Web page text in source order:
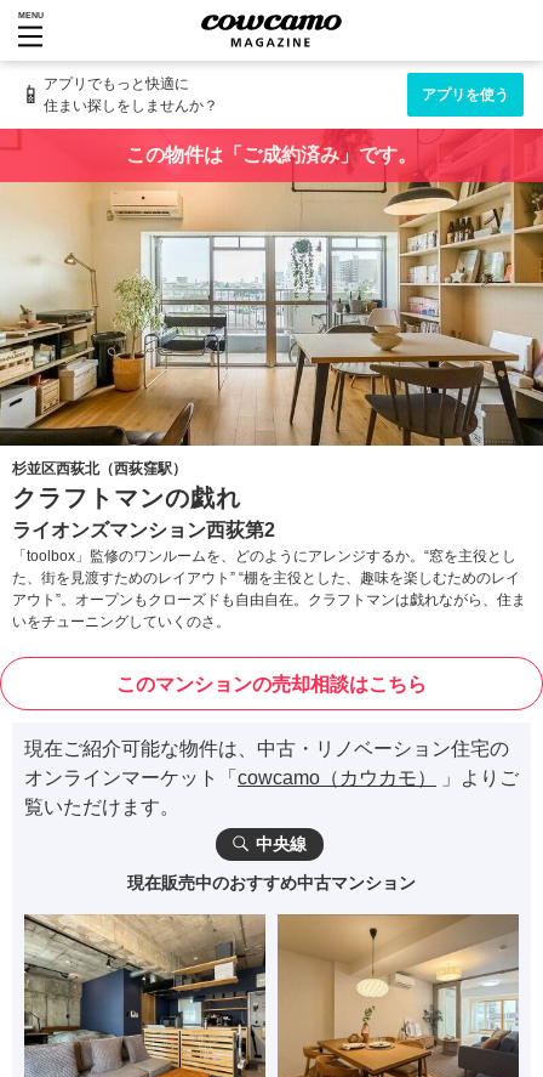
MENU
📱 アプリでもっと快適に
住まい探しをしませんか？
アプリを使う
この物件は「ご成約済み」です。
杉並区西荻北（西荻窪駅）
クラフトマンの戯れ
ライオンズマンション西荻第2
「toolbox」監修のワンルームを、どのようにアレンジするか。“窓を主役とし
た、街を見渡すためのレイアウト” “棚を主役とした、趣味を楽しむためのレイ
アウト”。オープンもクローズドも自由自在。クラフトマンは戯れながら、住ま
いをチューニングしていくのさ。
このマンションの売却相談はこちら
現在ご紹介可能な物件は、中古・リノベーション住宅の
オンラインマーケット「 cowcamo（カウカモ）
」よりご
覧いただけます。
中央線
現在販売中のおすすめ中古マンション